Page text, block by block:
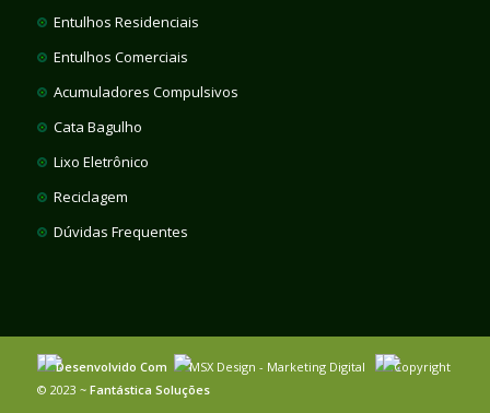
Entulhos Residenciais
Entulhos Comerciais
Acumuladores Compulsivos
Cata Bagulho
Lixo Eletrônico
Reciclagem
Dúvidas Frequentes
Desenvolvido Com MSX Design - Marketing Digital
Copyright
© 2023 ~ Fantástica Soluções